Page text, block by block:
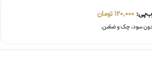
120,000تومان